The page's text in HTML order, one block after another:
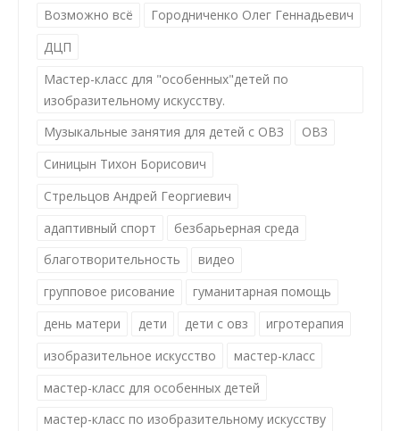
Возможно всё
Городниченко Олег Геннадьевич
ДЦП
Мастер-класс для "особенных"детей по
изобразительному искусству.
Музыкальные занятия для детей с ОВЗ
ОВЗ
Синицын Тихон Борисович
Стрельцов Андрей Георгиевич
адаптивный спорт
безбарьерная среда
благотворительность
видео
групповое рисование
гуманитарная помощь
день матери
дети дети с овз
игротерапия
изобразительное искусство
мастер-класс
мастер-класс для особенных детей
мастер-класс по изобразительному искусству